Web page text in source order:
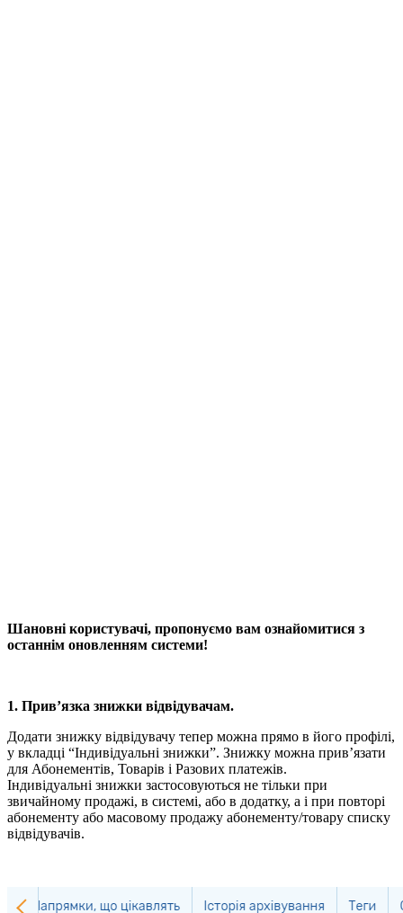
Шановні користувачі, пропонуємо вам ознайомитися з
останнім оновленням системи!
1. Прив’язка знижки відвідувачам.
Додати знижку відвідувачу тепер можна прямо в його профілі,
у вкладці “Індивідуальні знижки”. Знижку можна прив’язати
для Абонементів, Товарів і Разових платежів.
Індивідуальні знижки застосовуються не тільки при
звичайному продажі, в системі, або в додатку, а і при повторі
абонементу або масовому продажу абонементу/товару списку
відвідувачів.